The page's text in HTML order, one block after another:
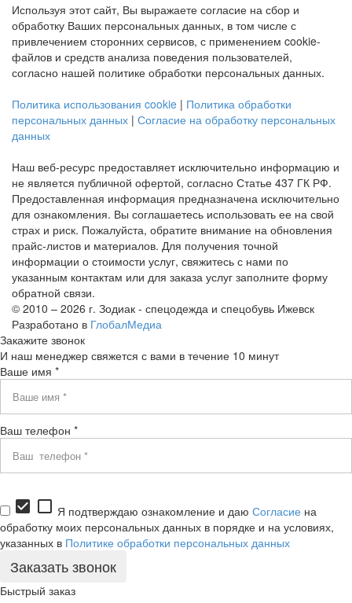
Используя этот сайт, Вы выражаете согласие на сбор и
обработку Ваших персональных данных, в том числе с
привлечением сторонних сервисов, с применением cookie-
файлов и средств анализа поведения пользователей,
согласно нашей политике обработки персональных данных.
Политика использования cookie | Политика обработки
персональных данных | Согласие на обработку персональных
данных
Наш веб-ресурс предоставляет исключительно информацию и
не является публичной офертой, согласно Статье 437 ГК РФ.
Предоставленная информация предназначена исключительно
для ознакомления. Вы соглашаетесь использовать ее на свой
страх и риск. Пожалуйста, обратите внимание на обновления
прайс-листов и материалов. Для получения точной
информации о стоимости услуг, свяжитесь с нами по
указанным контактам или для заказа услуг заполните форму
обратной связи.
© 2010 – 2026 г. Зодиак - спецодежда и спецобувь Ижевск
Разработано в ГлобалМедиа
Закажите звонок
И наш менеджер свяжется с вами в течение 10 минут
Ваше имя *
Ваш телефон *
check_box check_box_outline_blank Я подтверждаю ознакомление и даю Согласие на
обработку моих персональных данных в порядке и на условиях,
указанных в Политике обработки персональных данных
Быстрый заказ